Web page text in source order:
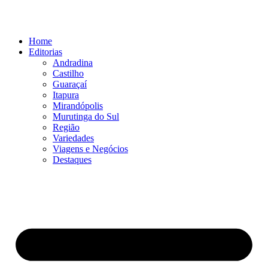
conteúdoHome
Editorias
Andradina
Castilho
Guaraçaí
Itapura
Mirandópolis
Murutinga do Sul
Região
Variedades
Viagens e Negócios
Destaques